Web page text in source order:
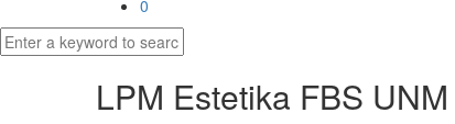
0
LPM Estetika FBS UNM